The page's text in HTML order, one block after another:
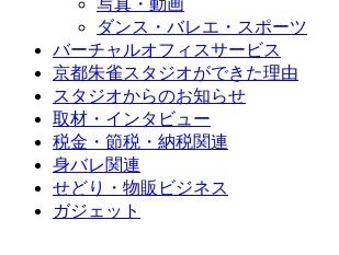
写真・動画
ダンス・バレエ・スポーツ
バーチャルオフィスサービス
京都朱雀スタジオができた理由
スタジオからのお知らせ
取材・インタビュー
税金・節税・納税関連
身バレ関連
せどり・物販ビジネス
ガジェット